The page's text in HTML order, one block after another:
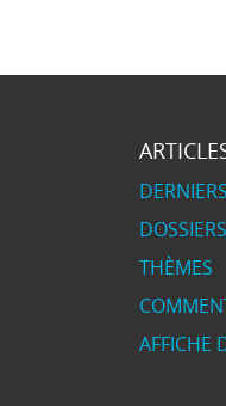
THÈMES
AFFICHE